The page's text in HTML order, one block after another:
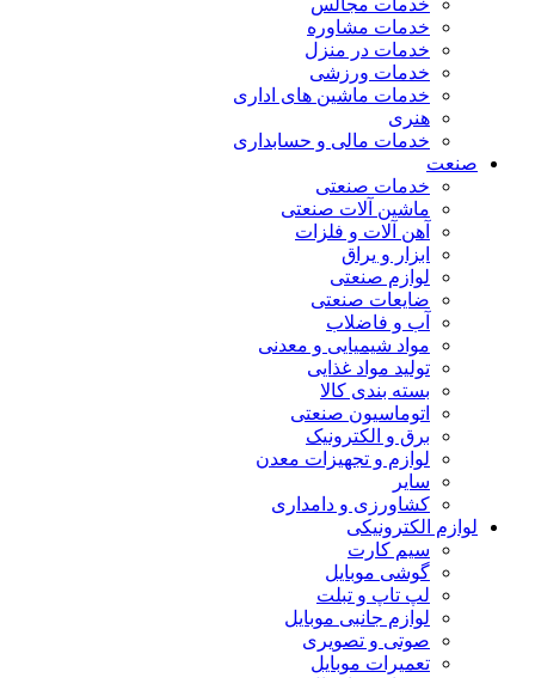
خدمات مجالس
خدمات مشاوره
خدمات در منزل
خدمات ورزشی
خدمات ماشین های اداری
هنری
خدمات مالی و حسابداری
صنعت
خدمات صنعتی
ماشین آلات صنعتی
آهن آلات و فلزات
ابزار و یراق
لوازم صنعتی
ضایعات صنعتی
آب و فاضلاب
مواد شیمیایی و معدنی
تولید مواد غذایی
بسته بندی کالا
اتوماسیون صنعتی
برق و الکترونیک
لوازم و تجهیزات معدن
سایر
کشاورزی و دامداری
لوازم الکترونیکی
سیم کارت
گوشی موبایل
لپ تاپ و تبلت
لوازم جانبی موبایل
صوتی و تصویری
تعمیرات موبایل